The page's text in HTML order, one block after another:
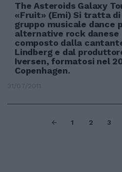
The Asteroids Galaxy
«Fruit» (Emi) Si tratta di
gruppo musicale dance
alternative rock danese
composto dalla
Lindberg e dal
Iversen, formatosi nel
Copenhagen.
31/07/2011
1 2 3